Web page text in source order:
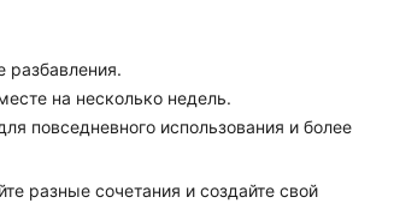
разбавления.
на несколько недель.
повседневного использования и более
разные сочетания и создайте свой